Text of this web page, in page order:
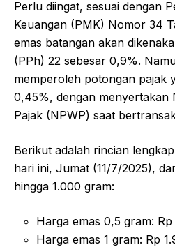
Perlu diingat, sesuai dengan
Keuangan (PMK) Nomor 34
emas batangan akan
(PPh) 22 sebesar 0,9%.
memperoleh potongan pajak
0,45%, dengan menyertakan
Pajak (NPWP) saat
Berikut adalah rincian
hari ini, Jumat (11/7/2025),
hingga 1.000 gram:
Harga emas 0,5 gram: Rp
Harga emas 1 gram: Rp